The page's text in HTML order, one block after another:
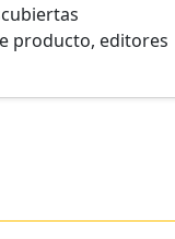
producto, editores